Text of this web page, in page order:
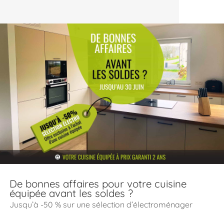
De bonnes affaires pour votre cuisine
équipée avant les soldes ?
Jusqu’à -50 % sur une sélection d’électroménager